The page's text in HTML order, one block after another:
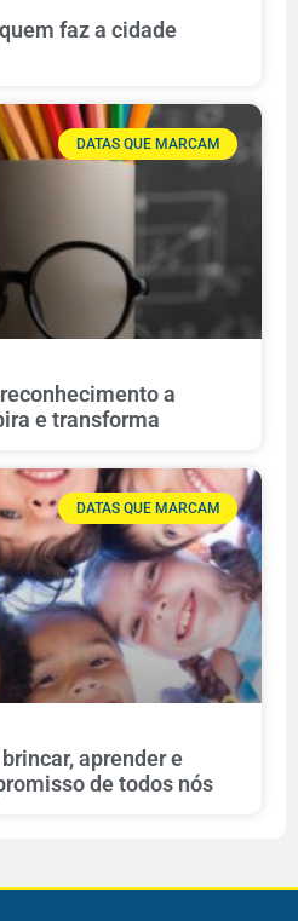
faz a cidade
DATAS QUE MARCAM
a
e transforma
DATAS QUE MARCAM
aprender e
de todos nós